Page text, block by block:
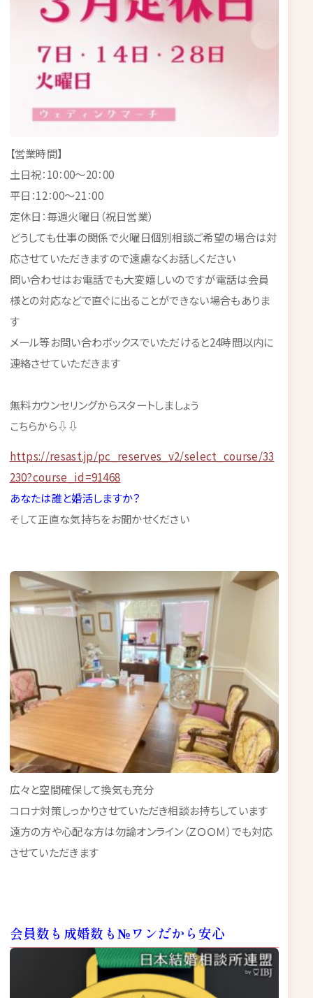
【営業時間】
土日祝：10：00～20：00
平日：12：00～21：00
定休日：毎週火曜日（祝日営業）
どうしても仕事の関係で火曜日個別相談ご希望の場合は対
応させていただきますので遠慮なくお話しください
問い合わせはお電話でも大変嬉しいのですが電話は会員
様との対応などで直ぐに出ることができない場合もありま
す
メール等お問い合わボックスでいただけると24時間以内に
連絡させていただきます
無料カウンセリングからスタートしましょう
こちらから⇩⇩
https://resast.jp/pc_reserves_v2/select_course/33
230?course_id=91468
あなたは誰と婚活しますか？
そして正直な気持ちをお聞かせください
広々と空間確保して換気も充分
コロナ対策しっかりさせていただき相談お持ちしています
遠方の方や心配な方は勿論オンライン（ＺＯＯＭ）でも対応
させていただきます
会員数も成婚数も№ワンだから安心